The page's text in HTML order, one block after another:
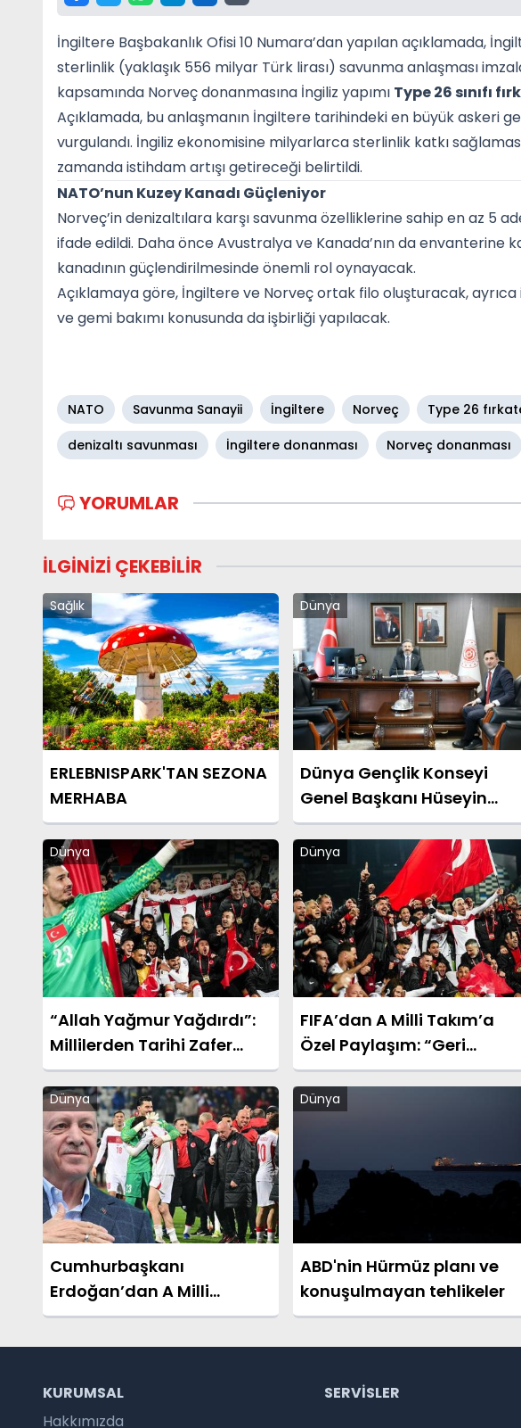
İngiltere Başbakanlık Ofisi 10 Numara’dan yapılan açıklamada,
sterlinlik (yaklaşık 556 milyar Türk lirası) savunma anlaşması
kapsamında Norveç donanmasına İngiliz yapımı Type 26 sınıfı
Açıklamada, bu anlaşmanın İngiltere tarihindeki en büyük askeri
vurgulandı. İngiliz ekonomisine milyarlarca sterlinlik katkı
zamanda istihdam artışı getireceği belirtildi.
NATO’nun Kuzey Kanadı Güçleniyor
Norveç’in denizaltılara karşı savunma özelliklerine sahip en az 5
ifade edildi. Daha önce Avustralya ve Kanada’nın da envanterine
kanadının güçlendirilmesinde önemli rol oynayacak.
Açıklamaya göre, İngiltere ve Norveç ortak filo oluşturacak,
ve gemi bakımı konusunda da işbirliği yapılacak.
NATO Savunma Sanayii İngiltere Norveç Type 26
denizaltı savunması
İngiltere donanması Norveç donanması
YORUMLAR
İLGİNİZİ ÇEKEBİLİR
Sağlık
ERLEBNISPARK'TAN SEZONA
MERHABA
Dünya
Dünya Gençlik Konseyi
Genel Başkanı Hüseyin
Celep’ten Bakan
Yardımcısı Ahmet Aydın’a
Dünya
“Allah Yağmur Yağdırdı”:
Millilerden Tarihi Zafer
Sonrası Duygusal Sözler
Dünya
FIFA’dan A Milli Takım’a
Özel Paylaşım: “Geri
Döndüler”
Dünya
Cumhurbaşkanı
Erdoğan’dan A Milli
Takım’a Tebrik Mesajı
Dünya
ABD'nin Hürmüz planı ve
konuşulmayan tehlikeler
KURUMSAL
Hakkımızda
SERVISLER